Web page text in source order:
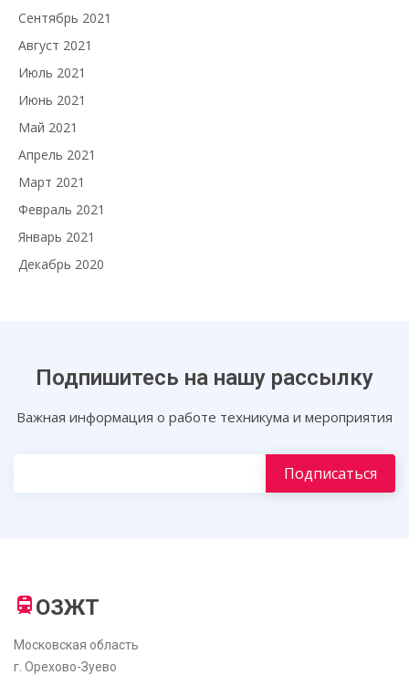
Сентябрь 2021
Август 2021
Июль 2021
Июнь 2021
Май 2021
Апрель 2021
Март 2021
Февраль 2021
Январь 2021
Декабрь 2020
Подпишитесь на нашу рассылку
Важная информация о работе техникума и мероприятия
ОЗЖТ
Московская область
г. Орехово-Зуево